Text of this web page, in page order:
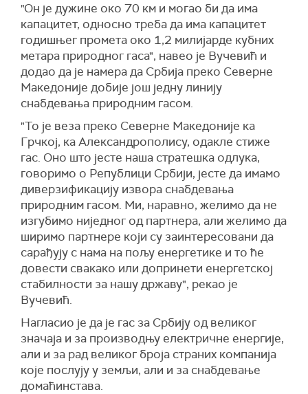
"Он је дужине око 70 км и могао би да има
капацитет, односно треба да има капацитет
годишњег промета око 1,2 милијарде кубних
метара природног гаса", навео је Вучевић и
додао да је намера да Србија преко Северне
Македоније добије још једну линију
снабдевања природним гасом.
"То је веза преко Северне Македоније ка
Грчкој, ка Александрополису, одакле стиже
гас. Оно што јесте наша стратешка одлука,
говоримо о Републици Србији, јесте да имамо
диверзификацију извора снабдевања
природним гасом. Ми, наравно, желимо да не
изгубимо ниједног од партнера, али желимо да
ширимо партнере који су заинтересовани да
сарађују с нама на пољу енергетике и то ће
довести свакако или допринети енергетској
стабилности за нашу државу", рекао је
Вучевић.
Нагласио је да је гас за Србију од великог
значаја и за производњу електричне енергије,
али и за рад великог броја страних компанија
које послују у земљи, али и за снабдевање
домаћинстава.